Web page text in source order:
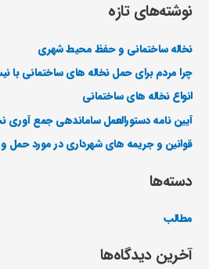
نوشته‌های تازه
نخاله ساختمانی و حفظ محیط شهری
چرا مردم برای حمل نخاله های ساختمانی با
انواع نخاله های ساختمانی
آیین نامه دستورالعمل ساماندهی جمع آوری
قوانین و جریمه های شهرداری در مورد حمل و
دسته‌ها
مطالب
آخرین دیدگاه‌ها